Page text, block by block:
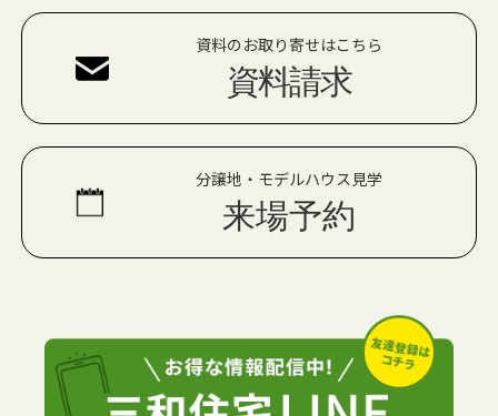
資料のお取り寄せはこちら
資料請求
分譲地・モデルハウス見学
来場予約